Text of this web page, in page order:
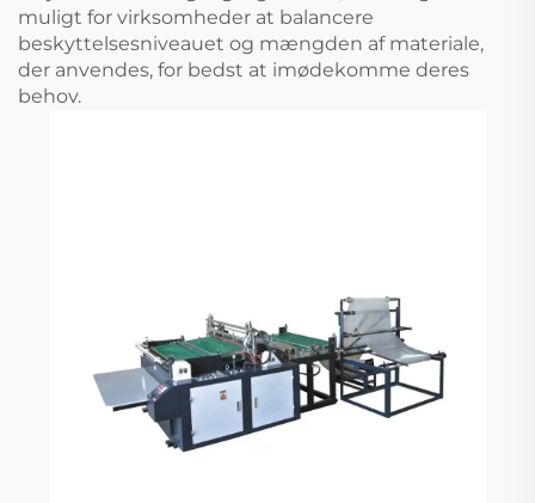
muligt for virksomheder at balancere
beskyttelsesniveauet og mængden af materiale,
der anvendes, for bedst at imødekomme deres
behov.